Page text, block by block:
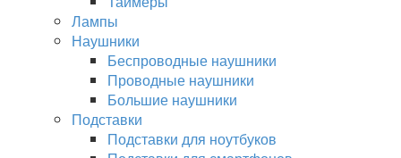
Лампы
Наушники
Беспроводные наушники
Проводные наушники
Большие наушники
Подставки
Подставки для ноутбуков